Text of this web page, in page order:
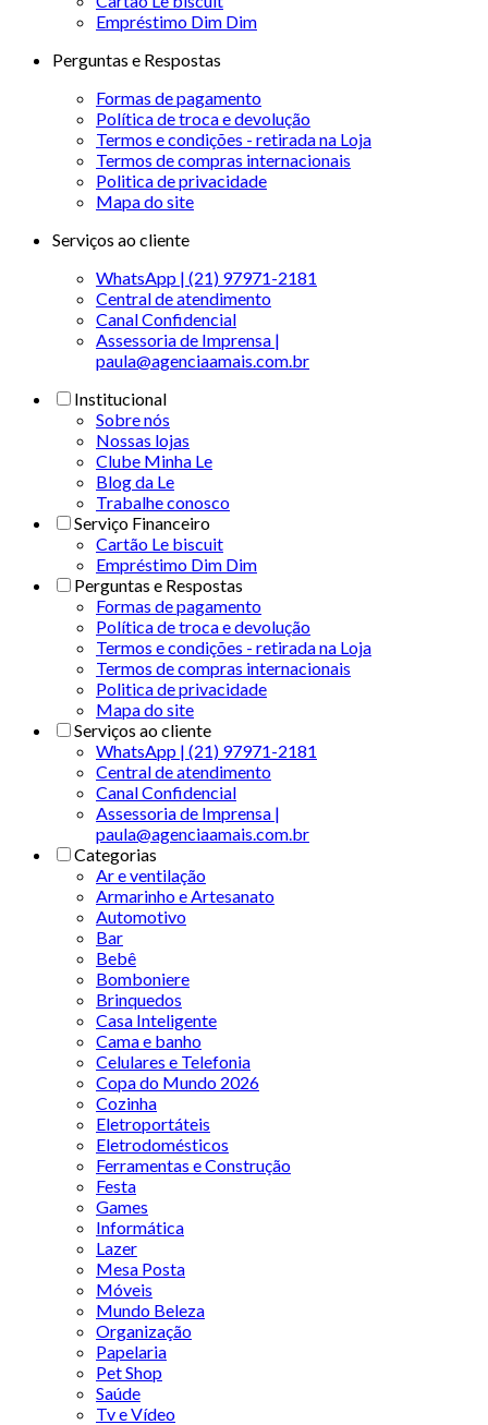
Empréstimo Dim Dim
Perguntas e Respostas
Formas de pagamento
Política de troca e devolução
Termos e condições - retirada na Loja
Termos de compras internacionais
Politica de privacidade
Mapa do site
Serviços ao cliente
WhatsApp | (21) 97971-2181
Central de atendimento
Canal Confidencial
Assessoria de Imprensa |
paula@agenciaamais.com.br
Institucional
Sobre nós
Nossas lojas
Clube Minha Le
Blog da Le
Trabalhe conosco
Serviço Financeiro
Cartão Le biscuit
Empréstimo Dim Dim
Perguntas e Respostas
Formas de pagamento
Política de troca e devolução
Termos e condições - retirada na Loja
Termos de compras internacionais
Politica de privacidade
Mapa do site
Serviços ao cliente
WhatsApp | (21) 97971-2181
Central de atendimento
Canal Confidencial
Assessoria de Imprensa |
paula@agenciaamais.com.br
Categorias
Ar e ventilação
Armarinho e Artesanato
Automotivo
Bar
Bebê
Bomboniere
Brinquedos
Casa Inteligente
Cama e banho
Celulares e Telefonia
Copa do Mundo 2026
Cozinha
Eletroportáteis
Eletrodomésticos
Ferramentas e Construção
Festa
Games
Informática
Lazer
Mesa Posta
Móveis
Mundo Beleza
Organização
Papelaria
Pet Shop
Saúde
Tv e Vídeo